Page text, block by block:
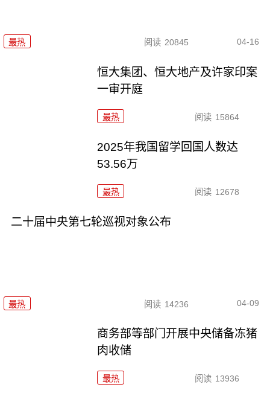
最热 阅读 20845 04-16
恒大集团、恒大地产及许家印案
一审开庭
最热 阅读 15864
2025年我国留学回国人数达
53.56万
最热 阅读 12678
二十届中央第七轮巡视对象公布
最热 阅读 14236 04-09
商务部等部门开展中央储备冻猪
肉收储
最热 阅读 13936